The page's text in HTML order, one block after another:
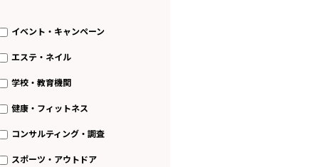
イベント・キャンペーン
エステ・ネイル
学校・教育機関
健康・フィットネス
コンサルティング・調査
スポーツ・アウトドア